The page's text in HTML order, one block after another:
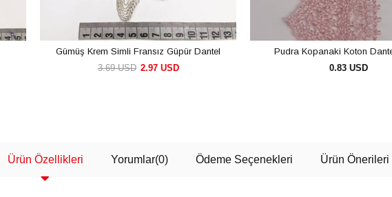
Gümüş Krem Simli Fransız Güpür Dantel
2.97 USD
3.69 USD
Pudra Kopanaki Koton
0.83 USD
Ürün Özellikleri Yorumlar(0) Ödeme Seçenekleri Ürün Önerileri